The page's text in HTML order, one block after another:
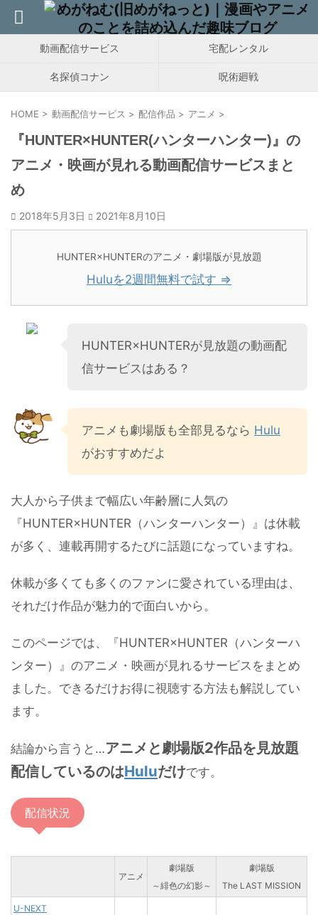
動画配信サービス 宅配レンタル
名探偵コナン 呪術廻戦
HOME > 動画配信サービス > 配信作品 > アニメ >
『HUNTER×HUNTER(ハンターハンター)』の
アニメ・映画が見れる動画配信サービスまと
め
2018年5月3日 2021年8月10日
HUNTER×HUNTERのアニメ・劇場版が見放題
Huluを2週間無料で試す ⇒
HUNTER×HUNTERが見放題の動画配
信サービスはある？
アニメも劇場版も全部見るなら Hulu
がおすすめだよ
大人から子供まで幅広い年齢層に人気の
『HUNTER×HUNTER（ハンターハンター）』は休載
が多く、連載再開するたびに話題になっていますね。
休載が多くても多くのファンに愛されている理由は、
それだけ作品が魅力的で面白いから。
このページでは、『HUNTER×HUNTER（ハンターハ
ンター）』のアニメ・映画が見れるサービスをまとめ
ました。できるだけお得に視聴する方法も解説してい
ます。
結論から言うと…アニメと劇場版2作品を見放題
配信しているのはHuluだけです。
配信状況
アニメ
劇場版
～緋色の幻影～
劇場版
The LAST MISSION
U-NEXT